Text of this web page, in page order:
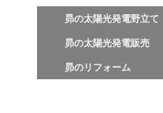
昴の太陽光発電野立て
昴の太陽光発電販売
昴のリフォーム